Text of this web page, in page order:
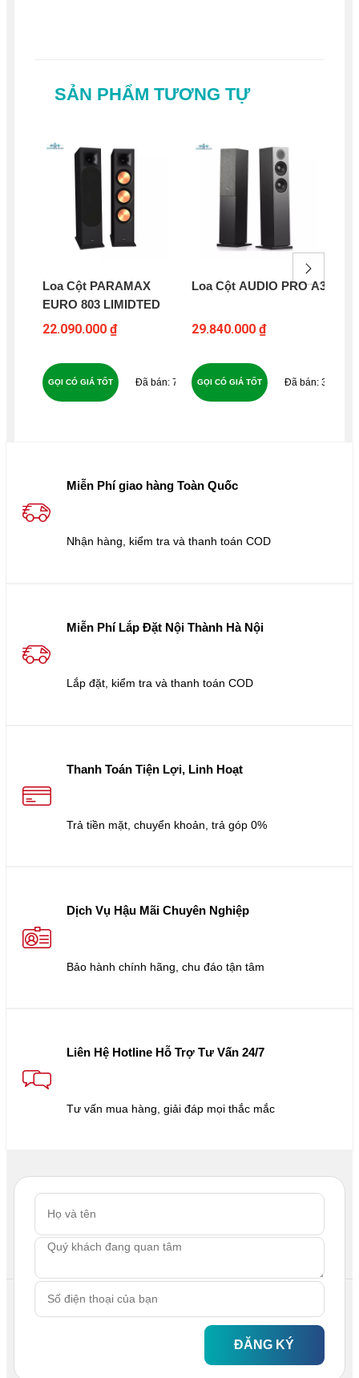
SẢN PHẨM TƯƠNG TỰ
Loa Cột PARAMAX
EURO 803 LIMIDTED
22.090.000 ₫
75
GỌI CÓ GIÁ TỐT
Loa Cột AUDIO PRO A38
29.840.000 ₫
37
GỌI CÓ GIÁ TỐT
Miễn Phí giao hàng Toàn Quốc
Nhận hàng, kiểm tra và thanh toán COD
Miễn Phí Lắp Đặt Nội Thành Hà Nội
Lắp đặt, kiểm tra và thanh toán COD
Thanh Toán Tiện Lợi, Linh Hoạt
Trả tiền mặt, chuyển khoản, trả góp 0%
Dịch Vụ Hậu Mãi Chuyên Nghiệp
Bảo hành chính hãng, chu đáo tận tâm
Liên Hệ Hotline Hỗ Trợ Tư Vấn 24/7
Tư vấn mua hàng, giải đáp mọi thắc mắc
ĐĂNG KÝ